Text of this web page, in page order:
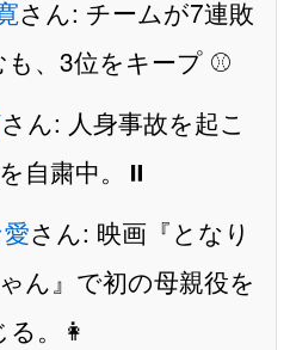
さん: チームが7連敗
、3位をキープ ⚾️
さん: 人身事故を起こ
自粛中。⏸️
さん: 映画『となり
ん』で初の母親役を
る。👩